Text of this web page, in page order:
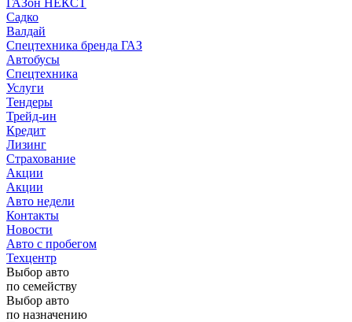
ГАЗон НЕКСТ
Садко
Валдай
Спецтехника бренда ГАЗ
Автобусы
Спецтехника
Услуги
Тендеры
Трейд-ин
Кредит
Лизинг
Страхование
Акции
Акции
Авто недели
Контакты
Новости
Авто с пробегом
Техцентр
Выбор авто
по семейству
Выбор авто
по назначению